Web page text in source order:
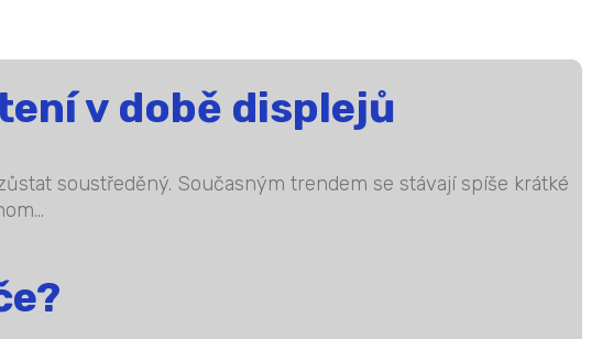
v době displejů
soustředěný. Současným trendem se stávají spíše krátké